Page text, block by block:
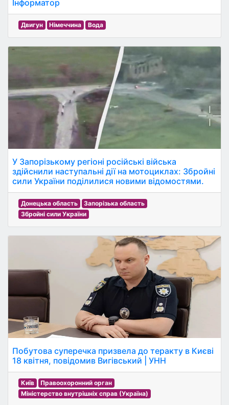
Інформатор
Двигун Німеччина Вода
У Запорізькому регіоні російські війська
здійснили наступальні дії на мотоциклах: Збройні
сили України поділилися новими відомостями.
Донецька область
Запорізька область
Збройні сили України
Побутова суперечка призвела до теракту в Києві
18 квітня, повідомив Вигівський | УНН
Київ
Правоохоронний орган
Міністерство внутрішніх справ (Україна)